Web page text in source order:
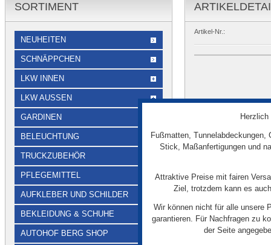
Artikel-Nr.:
SORTIMENT
NEUHEITEN
SCHNÄPPCHEN
LKW INNEN
LKW AUSSEN
GARDINEN
BELEUCHTUNG
TRUCKZUBEHÖR
PFLEGEMITTEL
AUFKLEBER UND SCHILDER
BEKLEIDUNG & SCHUHE
AUTOHOF BERG SHOP
Herzlich
Fußmatten, Tunnelabdeckungen,
Stick, Maßanfertigungen und
Attraktive Preise mit fairen
Ziel, trotzdem kann es
Wir können nicht für alle unsere
garantieren. Für Nachfragen zu
der Seite